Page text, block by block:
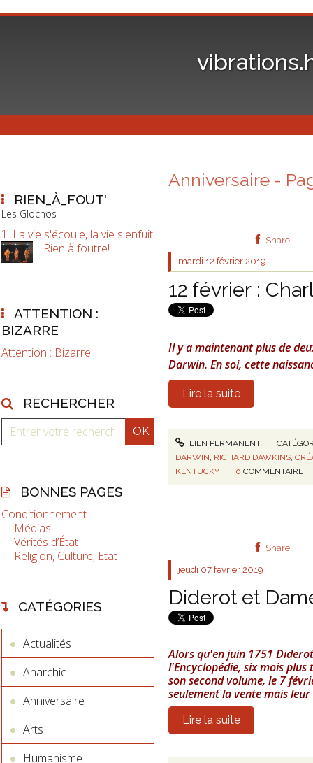
RIEN_À_FOUT'
Les Glochos
1. La vie s'écoule, la vie s'enfuit
Rien à foutre!
ATTENTION :
BIZARRE
Attention : Bizarre
RECHERCHER
BONNES PAGES
Conditionnement
Médias
Vérités d’État
Religion, Culture, Etat
CATÉGORIES
Actualités
Anarchie
Anniversaire
Arts
Humanisme
Anniversaire -
Share
mardi 12 février 2019
12 février :
Il yamaintenant plus de
Darwin. En soi, cette
Lire la suite
LIEN PERMANENT
DARWIN, RICHARD DAWKINS,
KENTUCKY
0 COMMENTAIRE
Share
jeudi 07 février 2019
Diderot et
Alors qu'en juin 1751
l'Encyclopédie, six mois
son second volume, le 7
seulement la vente mais
Lire la suite